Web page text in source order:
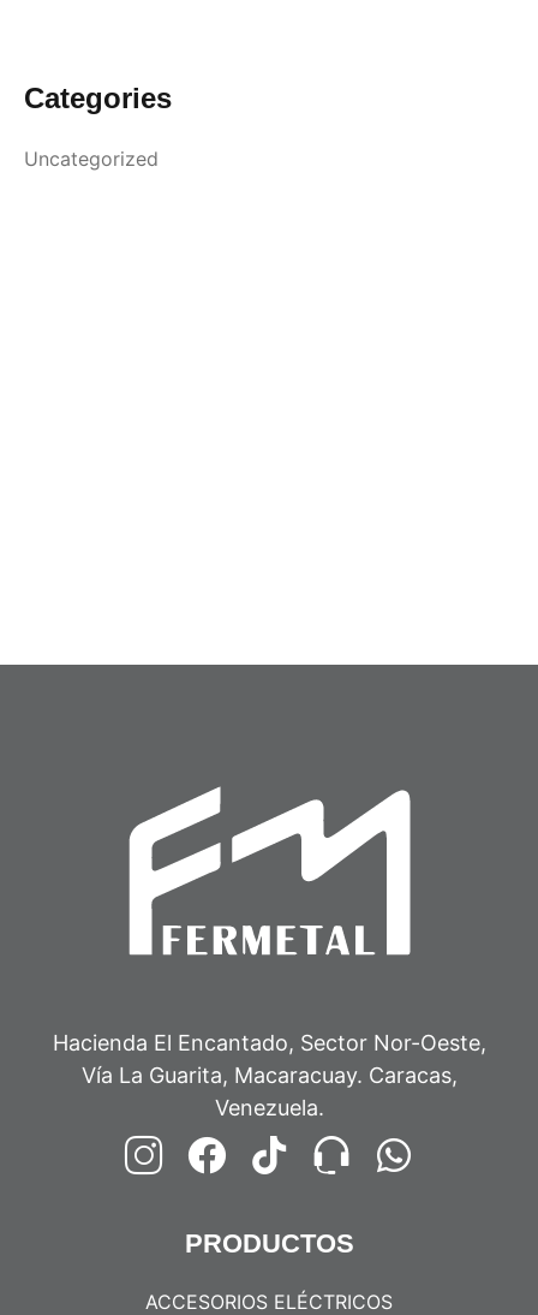
Categories
Uncategorized
Hacienda El Encantado, Sector Nor-Oeste,
Vía La Guarita, Macaracuay. Caracas,
Venezuela.
PRODUCTOS
ACCESORIOS ELÉCTRICOS